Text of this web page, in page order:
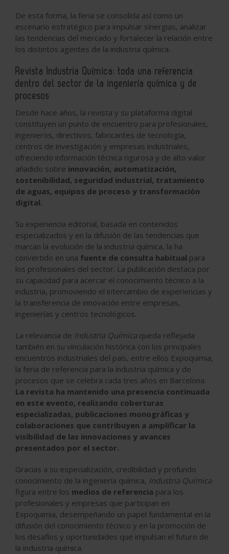
De esta forma, la feria se consolida así como un
escenario estratégico para impulsar sinergias, analizar
las tendencias del mercado y fortalecer la relación entre
los distintos agentes de la industria química.
Revista Industria Química: toda una referencia
dentro del sector de la ingeniería química y de
procesos
Desde hace años, la revista y su plataforma digital
constituyen un punto de encuentro para profesionales,
ingenieros, directivos, fabricantes de tecnología,
centros de investigación y empresas industriales,
ofreciendo información técnica rigurosa y de alto valor
añadido sobre innovación, automatización,
sostenibilidad, seguridad industrial, tratamiento
de aguas, equipos de proceso y transformación
digital.
Su experiencia editorial, basada en contenidos
especializados y en la difusión de las tendencias que
marcan la evolución de la industria química, la ha
convertido en una fuente de consulta habitual para
los profesionales del sector. La publicación destaca por
su capacidad para acercar el conocimiento técnico a la
industria, promoviendo el intercambio de experiencias y
la transferencia de innovación entre empresas,
ingenierías y centros tecnológicos.
La relevancia de Industria Química queda reflejada
también en su vinculación histórica con los principales
encuentros industriales del país, entre ellos Expoquimia,
la feria de referencia para la industria química y de
procesos que se celebra cada tres años en Barcelona.
La revista ha mantenido una presencia continuada
en este evento, realizando coberturas
especializadas, publicaciones monográficas y
colaboraciones que contribuyen a amplificar la
visibilidad de las innovaciones y avances
presentados por el sector.
Gracias a su especialización, credibilidad y profundo
conocimiento de la ingeniería química, Industria Química
figura entre los medios de referencia para los
profesionales y empresas que participan en
Expoquimia, desempeñando un papel fundamental en la
difusión del conocimiento técnico y en la promoción de
los desafíos y oportunidades que impulsan el futuro de
la industria química.